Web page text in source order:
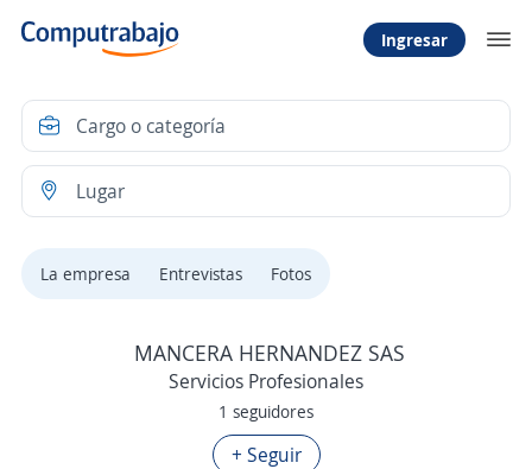
Ingresar
La empresa Entrevistas Fotos
MANCERA HERNANDEZ SAS
Servicios Profesionales
1 seguidores
+ Seguir